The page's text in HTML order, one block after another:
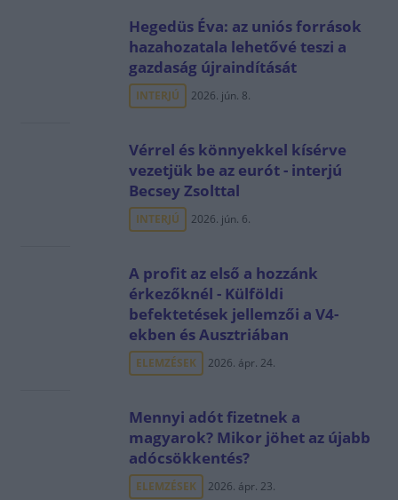
Hegedüs Éva: az uniós források
hazahozatala lehetővé teszi a
gazdaság újraindítását
INTERJÚ 2026. jún. 8.
Vérrel és könnyekkel kísérve
vezetjük be az eurót - interjú
Becsey Zsolttal
INTERJÚ 2026. jún. 6.
A profit az első a hozzánk
érkezőknél - Külföldi
befektetések jellemzői a V4-
ekben és Ausztriában
ELEMZÉSEK 2026. ápr. 24.
Mennyi adót fizetnek a
magyarok? Mikor jöhet az újabb
adócsökkentés?
ELEMZÉSEK 2026. ápr. 23.